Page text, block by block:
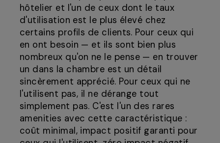
hôtelier et l'un de ceux dont le taux
d'utilisation est le plus élevé chez
certains profils de clients. Pour ceux qui
en ont besoin — et ils sont bien plus
nombreux qu'on ne le pense — en trouver
un dans la chambre est un détail
sincèrement apprécié. Pour ceux qui ne
l'utilisent pas, il ne dérange tout
simplement pas. C'est l'un des rares
amenities avec cette caractéristique :
coût minimal, impact positif garanti pour